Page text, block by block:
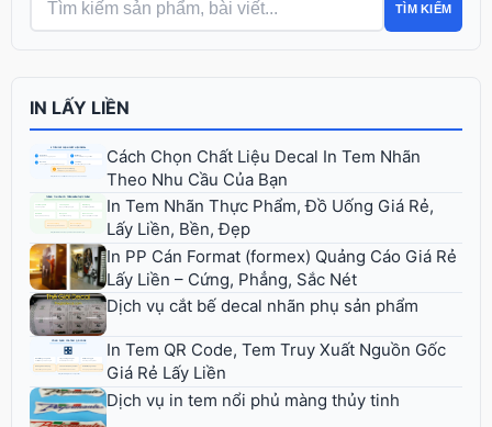
TÌM KIẾM
IN LẤY LIỀN
Cách Chọn Chất Liệu Decal In Tem Nhãn
Theo Nhu Cầu Của Bạn
In Tem Nhãn Thực Phẩm, Đồ Uống Giá Rẻ,
Lấy Liền, Bền, Đẹp
In PP Cán Format (formex) Quảng Cáo Giá Rẻ
Lấy Liền – Cứng, Phẳng, Sắc Nét
Dịch vụ cắt bế decal nhãn phụ sản phẩm
In Tem QR Code, Tem Truy Xuất Nguồn Gốc
Giá Rẻ Lấy Liền
Dịch vụ in tem nổi phủ màng thủy tinh